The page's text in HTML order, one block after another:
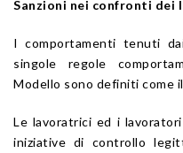
Sanzioni nei confronti dei
I comportamenti tenuti
singole regole
Modello sono definiti come
Le lavoratrici ed i
iniziative di controllo